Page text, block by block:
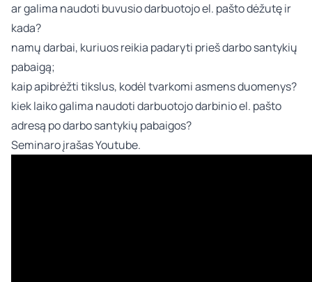
ar galima naudoti buvusio darbuotojo el. pašto dėžutę ir
kada?
namų darbai, kuriuos reikia padaryti prieš darbo santykių
pabaigą;
kaip apibrėžti tikslus, kodėl tvarkomi asmens duomenys?
kiek laiko galima naudoti darbuotojo darbinio el. pašto
adresą po darbo santykių pabaigos?
Seminaro įrašas Youtube.